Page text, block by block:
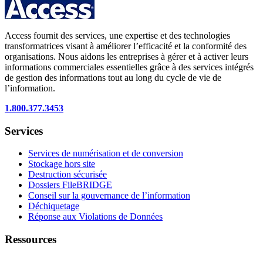
Access fournit des services, une expertise et des technologies
transformatrices visant à améliorer l’efficacité et la conformité des
organisations. Nous aidons les entreprises à gérer et à activer leurs
informations commerciales essentielles grâce à des services intégrés
de gestion des informations tout au long du cycle de vie de
l’information.
1.800.377.3453
Services
Services de numérisation et de conversion
Stockage hors site
Destruction sécurisée
Dossiers FileBRIDGE
Conseil sur la gouvernance de l’information
Déchiquetage
Réponse aux Violations de Données
Ressources